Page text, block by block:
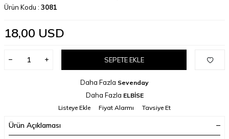
Ürün Kodu : 3081
18,00 USD
SEPETE EKLE
Daha Fazla Sevenday
Daha Fazla ELBİSE
Listeye Ekle
Fiyat Alarmı Tavsiye Et
Ürün Açıklaması